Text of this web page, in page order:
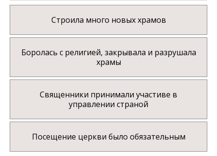
Строила много новых храмов
Боролась с религией, закрывала и разрушала
храмы
Священники принимали участиве в
управлении страной
Посещение церкви было обязательным